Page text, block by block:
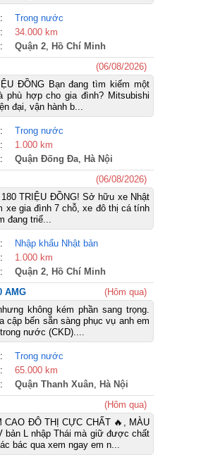
:
Trong nước
:
34.000 km
: Quận 2, Hồ Chí Minh
(06/08/2026)
ĐỒNG Bạn đang tìm kiếm một
hợp cho gia đình? Mitsubishi
đại, vận hành b...
:
Trong nước
:
1.000 km
: Quận Đống Đa, Hà Nội
(06/08/2026)
TRIỆU ĐỒNG! Sở hữu xe Nhật
xe gia đình 7 chỗ, xe đô thị cá tính
đang triể...
:
Nhập khẩu Nhật bản
:
1.000 km
: Quận 2, Hồ Chí Minh
AMG
(Hôm qua)
không kém phần sang trọng.
bến sẵn sàng phục vụ anh em
nước (CKD)....
:
Trong nước
:
65.000 km
: Quận Thanh Xuân, Hà Nội
(Hôm qua)
CAO ĐÔ THỊ CỰC CHẤT 🔥, MÀU
bản L nhập Thái mà giữ được chất
bác qua xem ngay em n...